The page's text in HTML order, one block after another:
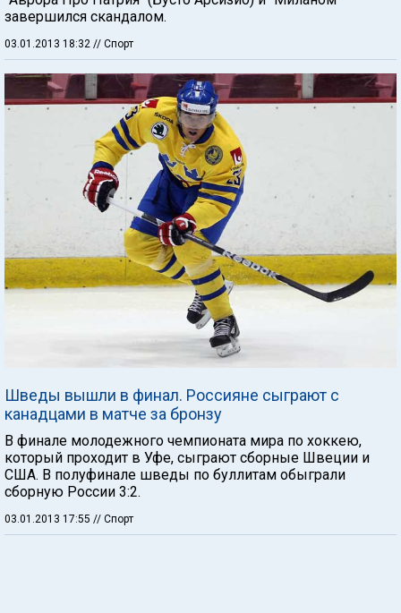
завершился скандалом.
03.01.2013 18:32 // Спорт
Шведы вышли в финал. Россияне сыграют с
канадцами в матче за бронзу
В финале молодежного чемпионата мира по хоккею,
который проходит в Уфе, сыграют сборные Швеции и
США. В полуфинале шведы по буллитам обыграли
сборную России 3:2.
03.01.2013 17:55 // Спорт